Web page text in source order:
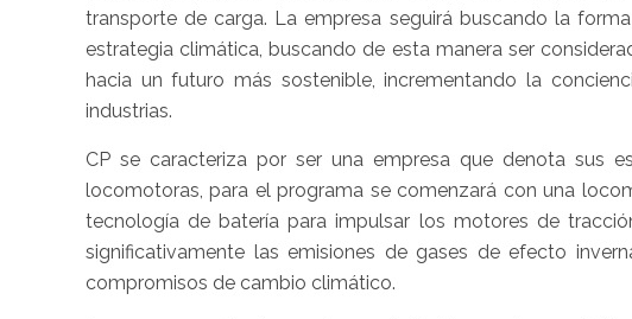
transporte de carga. La empresa seguirá buscando la
estrategia climática, buscando de esta manera ser
hacia un futuro más sostenible, incrementando la
industrias.
CP se caracteriza por ser una empresa que denota sus
locomotoras, para el programa se comenzará con una
tecnología de batería para impulsar los motores de
significativamente las emisiones de gases de efecto
compromisos de cambio climático.